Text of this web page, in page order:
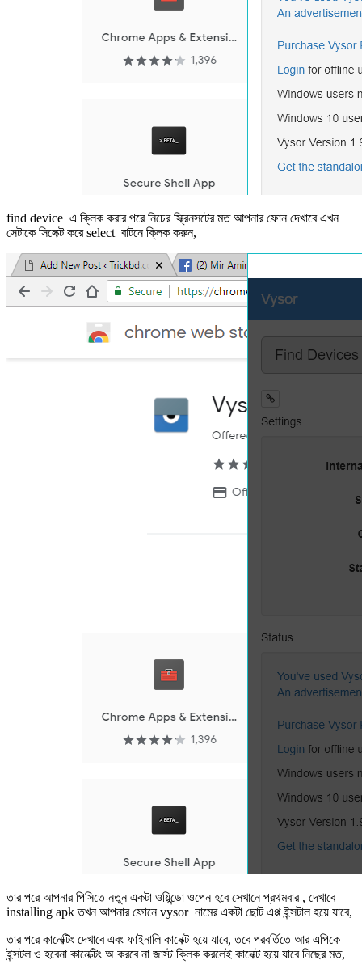
find device এ ক্লিক করার পরে নিচের স্ক্রিনসটের মত আপনার ফোন দেখাবে এখন
সেটাকে সিলেক্ট করে select বাটনে ক্লিক করুন,
তার পরে আপনার পিসিতে নতুন একটা ওয়িন্ডো ওপেন হবে সেখানে প্রথমবার , দেখাবে
installing apk তখন আপনার ফোনে vysor নামের একটা ছোট এপ্প ইন্সটাল হয়ে যাবে,
তার পরে কানেক্টিং দেখাবে এবং ফাইনালি কানেক্ট হয়ে যাবে, তবে পরবর্তিতে আর এপিকে
ইন্সটল ও হবেনা কানেক্টিং অ করবে না জাস্ট ক্লিক করলেই কানেক্ট হয়ে যাবে নিছের মত,